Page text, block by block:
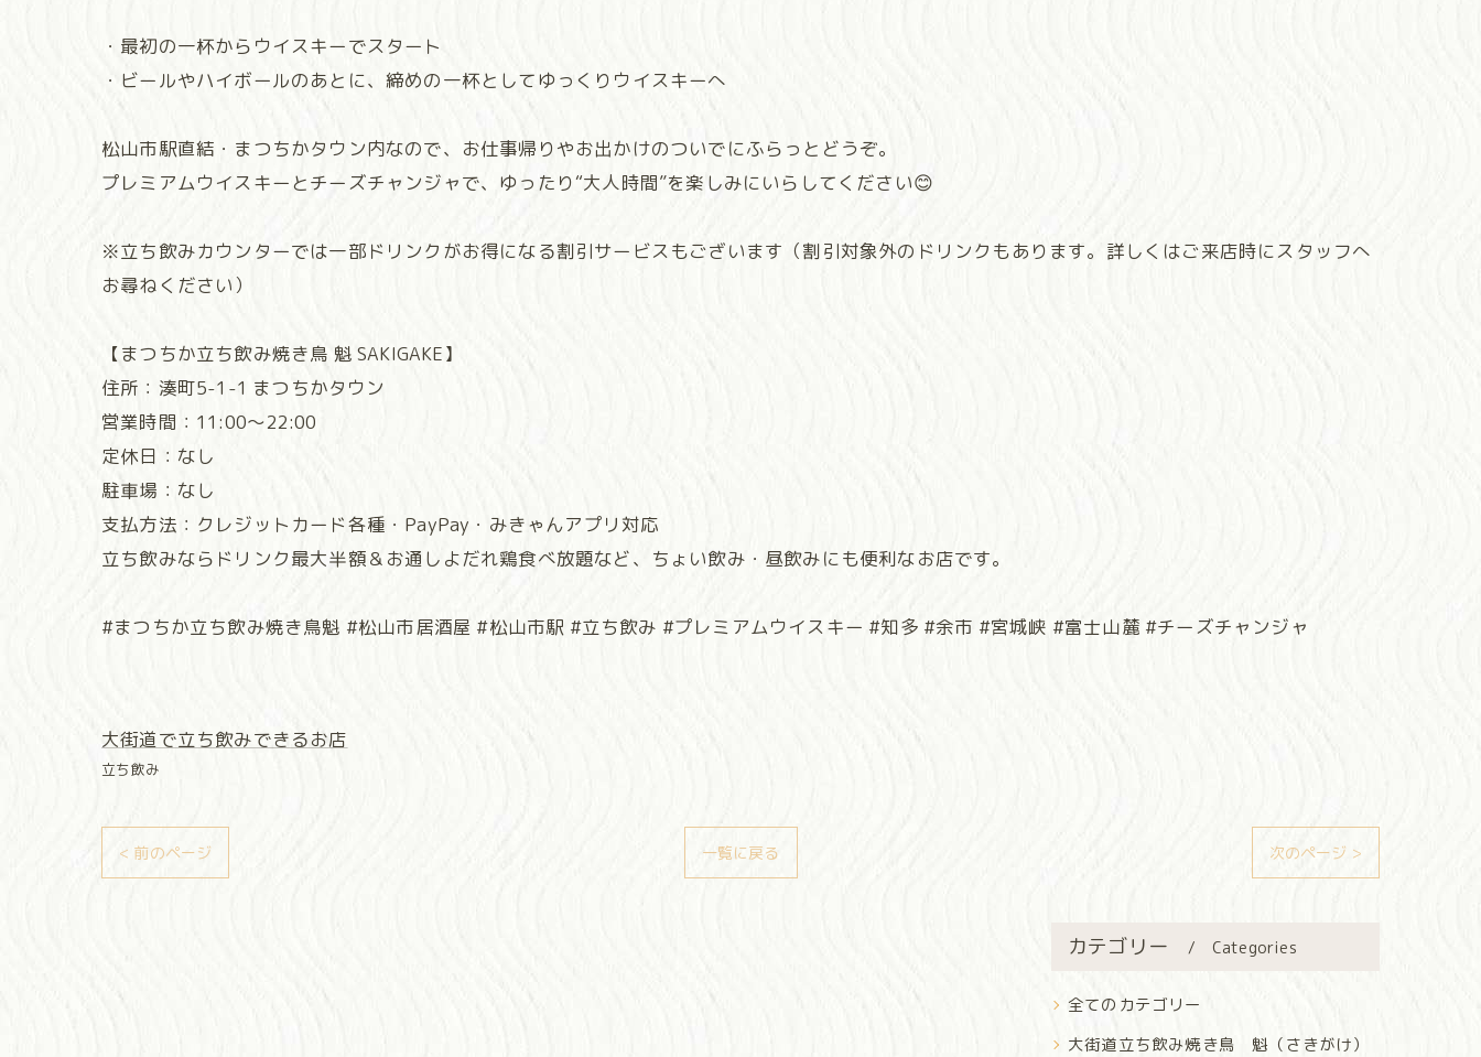
・最初の一杯からウイスキーでスタート
・ビールやハイボールのあとに、締めの一杯としてゆっくりウイスキーへ
松山市駅直結・まつちかタウン内なので、お仕事帰りやお出かけのついでにふらっとどうぞ。
プレミアムウイスキーとチーズチャンジャで、ゆったり“大人時間”を楽しみにいらしてください😊
※立ち飲みカウンターでは一部ドリンクがお得になる割引サービスもございます（割引対象外のドリンクもあります。詳しくはご来店時にスタッフへ
お尋ねください）
【まつちか立ち飲み焼き鳥 魁 SAKIGAKE】
住所：湊町5-1-1 まつちかタウン
営業時間：11:00～22:00
定休日：なし
駐車場：なし
支払方法：クレジットカード各種・PayPay・みきゃんアプリ対応
立ち飲みならドリンク最大半額＆お通しよだれ鶏食べ放題など、ちょい飲み・昼飲みにも便利なお店です。
#まつちか立ち飲み焼き鳥魁 #松山市居酒屋 #松山市駅 #立ち飲み #プレミアムウイスキー #知多 #余市 #宮城峡 #富士山麓 #チーズチャンジャ
大街道で立ち飲みできるお店
立ち飲み
< 前のページ 一覧に戻る 次のページ >
カテゴリー Categories
全てのカテゴリー
大街道立ち飲み焼き鳥 魁（さきがけ）